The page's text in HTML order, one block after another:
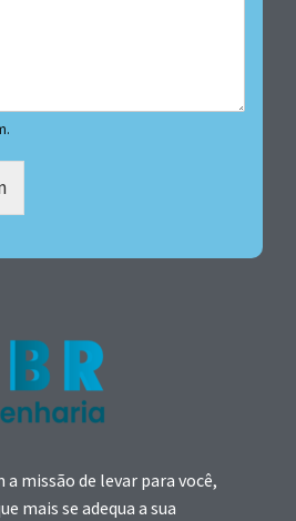
missão de levar para você,
mais se adequa a sua